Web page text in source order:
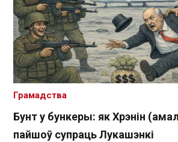
Бунт у бункеры: як Хрэнін
пайшоў супраць Лукашэнкі
Грамадства